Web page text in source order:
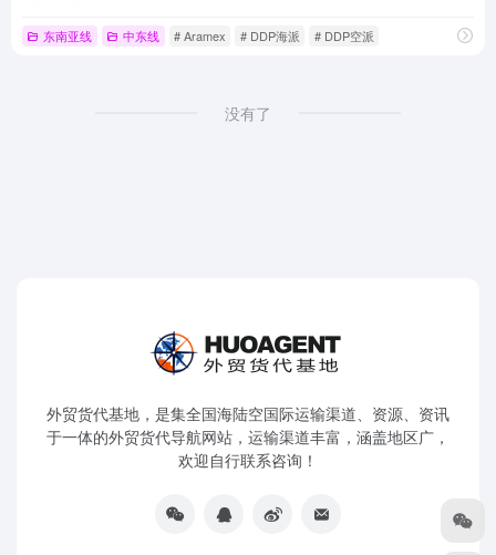
东南亚线 中东线 # Aramex # DDP海派 # DDP空派
没有了
外贸货代基地，是集全国海陆空国际运输渠道、资源、资讯
于一体的外贸货代导航网站，运输渠道丰富，涵盖地区广，
欢迎自行联系咨询！